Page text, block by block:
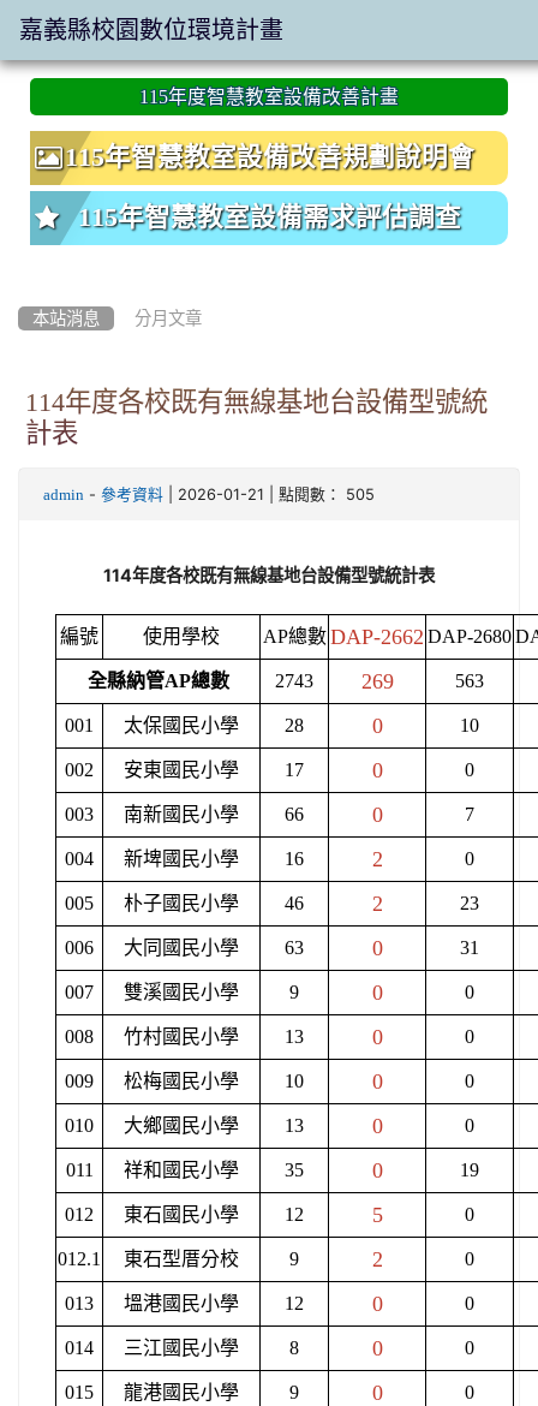
:::
115年度智慧教室設備改善計畫
115年智慧教室設備改善規劃說明會
115年智慧教室設備需求評估調查
本站消息 分月文章
114年度各校既有無線基地台設備型號統
計表
admin - 參考資料 | 2026-01-21 | 點閱數： 505
114年度各校既有無線基地台設備型號統計表
編號 使用學校 AP總數 DAP-2662 DAP-2680
全縣納管AP總數 2743 269 563
001 太保國民小學 28 0 10
002 安東國民小學 17 0 0
003 南新國民小學 66 0 7
004 新埤國民小學 16 2 0
005 朴子國民小學 46 2 23
006 大同國民小學 63 0 31
007 雙溪國民小學 9 0 0
008 竹村國民小學 13 0 0
009 松梅國民小學 10 0 0
010 大鄉國民小學 13 0 0
011 祥和國民小學 35 0 19
012 東石國民小學 12 5 0
012.1 東石型厝分校 9 2 0
013 塭港國民小學 12 0 0
014 三江國民小學 8 0 0
015 龍港國民小學 9 0 0
嘉義縣校園數位環境計畫